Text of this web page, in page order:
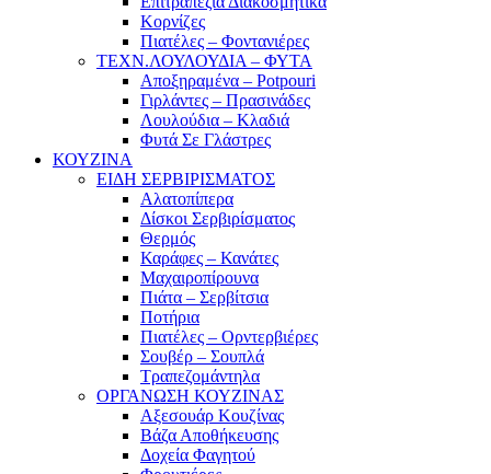
Κορνίζες
Πιατέλες – Φοντανιέρες
ΤΕΧΝ.ΛΟΥΛΟΥΔΙΑ – ΦΥΤΑ
Αποξηραμένα – Potpouri
Γιρλάντες – Πρασινάδες
Λουλούδια – Κλαδιά
Φυτά Σε Γλάστρες
ΚΟΥΖΙΝΑ
ΕΙΔΗ ΣΕΡΒΙΡΙΣΜΑΤΟΣ
Αλατοπίπερα
Δίσκοι Σερβιρίσματος
Θερμός
Καράφες – Κανάτες
Μαχαιροπίρουνα
Πιάτα – Σερβίτσια
Ποτήρια
Πιατέλες – Ορντερβιέρες
Σουβέρ – Σουπλά
Τραπεζομάντηλα
ΟΡΓΑΝΩΣΗ ΚΟΥΖΙΝΑΣ
Αξεσουάρ Κουζίνας
Βάζα Αποθήκευσης
Δοχεία Φαγητού